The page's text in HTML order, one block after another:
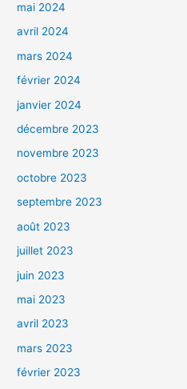
mai 2024
avril 2024
mars 2024
février 2024
janvier 2024
décembre 2023
novembre 2023
octobre 2023
septembre 2023
août 2023
juillet 2023
juin 2023
mai 2023
avril 2023
mars 2023
février 2023